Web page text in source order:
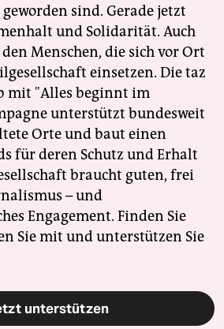
sind. Gerade jetzt
und Solidarität. Auch
Menschen, die sich vor Ort
einsetzen. Die taz
mit "Alles beginnt im
unterstützt bundesweit
Orte und baut einen
für deren Schutz und Erhalt
braucht guten, frei
– und
Engagement. Finden Sie
Sie mit und unterstützen Sie
unterstützen